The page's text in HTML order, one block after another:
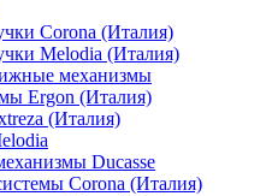
Corona (Италия)
Melodia (Италия)
механизмы
Ergon (Италия)
(Италия)
Ducasse
Corona (Италия)